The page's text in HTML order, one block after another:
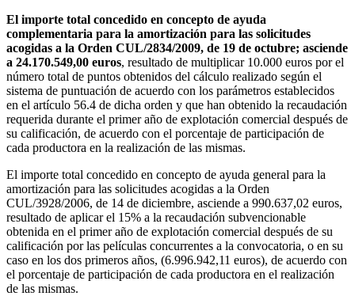
El importe total concedido en concepto de ayuda
complementaria para la amortización para las solicitudes
acogidas a la Orden CUL/2834/2009, de 19 de octubre; asciende
a 24.170.549,00 euros, resultado de multiplicar 10.000 euros por el
número total de puntos obtenidos del cálculo realizado según el
sistema de puntuación de acuerdo con los parámetros establecidos
en el artículo 56.4 de dicha orden y que han obtenido la recaudación
requerida durante el primer año de explotación comercial después de
su calificación, de acuerdo con el porcentaje de participación de
cada productora en la realización de las mismas.
El importe total concedido en concepto de ayuda general para la
amortización para las solicitudes acogidas a la Orden
CUL/3928/2006, de 14 de diciembre, asciende a 990.637,02 euros,
resultado de aplicar el 15% a la recaudación subvencionable
obtenida en el primer año de explotación comercial después de su
calificación por las películas concurrentes a la convocatoria, o en su
caso en los dos primeros años, (6.996.942,11 euros), de acuerdo con
el porcentaje de participación de cada productora en el realización
de las mismas.